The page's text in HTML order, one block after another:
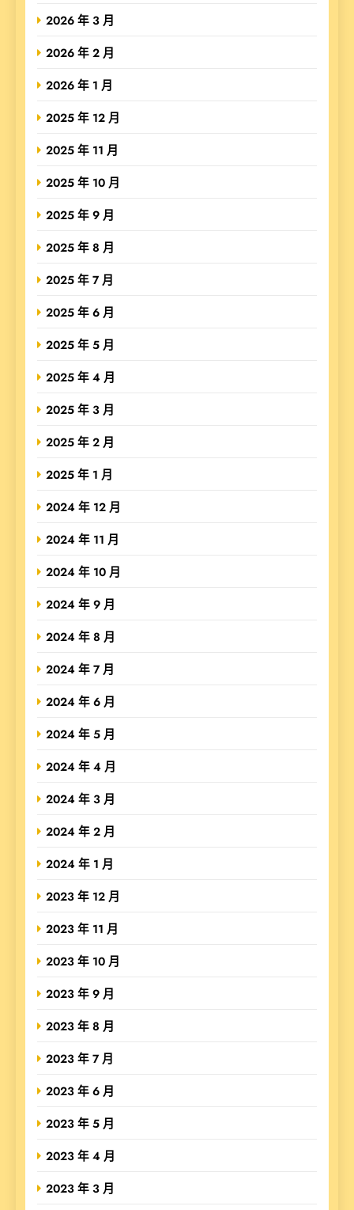
2026 年 3 月
2026 年 2 月
2026 年 1 月
2025 年 12 月
2025 年 11 月
2025 年 10 月
2025 年 9 月
2025 年 8 月
2025 年 7 月
2025 年 6 月
2025 年 5 月
2025 年 4 月
2025 年 3 月
2025 年 2 月
2025 年 1 月
2024 年 12 月
2024 年 11 月
2024 年 10 月
2024 年 9 月
2024 年 8 月
2024 年 7 月
2024 年 6 月
2024 年 5 月
2024 年 4 月
2024 年 3 月
2024 年 2 月
2024 年 1 月
2023 年 12 月
2023 年 11 月
2023 年 10 月
2023 年 9 月
2023 年 8 月
2023 年 7 月
2023 年 6 月
2023 年 5 月
2023 年 4 月
2023 年 3 月